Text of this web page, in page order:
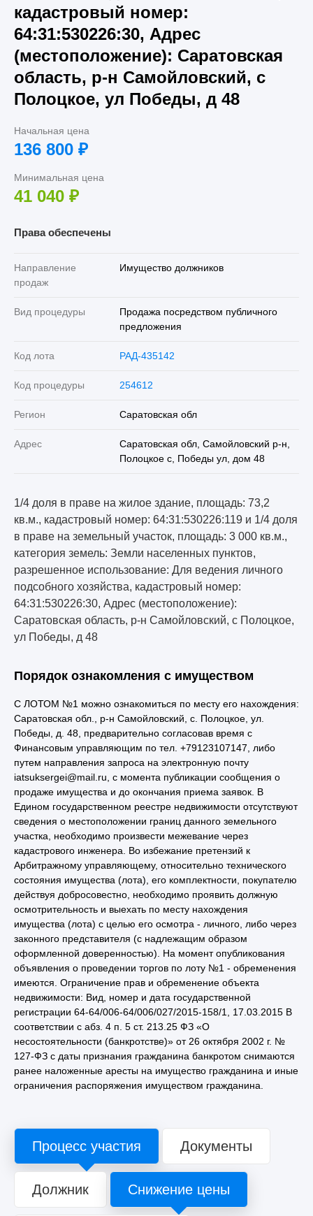
кадастровый номер:
64:31:530226:30, Адрес
(местоположение): Саратовская
область, р-н Самойловский, с
Полоцкое, ул Победы, д 48
Начальная цена
136 800 ₽
Минимальная цена
41 040 ₽
Права обеспечены
Направление
продаж
Имущество должников
Вид процедуры
Продажа посредством публичного
предложения
Код лота РАД-435142
Код процедуры 254612
Регион Саратовская обл
Адрес
Саратовская обл, Самойловский р-н,
Полоцкое с, Победы ул, дом 48
1/4 доля в праве на жилое здание, площадь: 73,2
кв.м., кадастровый номер: 64:31:530226:119 и 1/4 доля
в праве на земельный участок, площадь: 3 000 кв.м.,
категория земель: Земли населенных пунктов,
разрешенное использование: Для ведения личного
подсобного хозяйства, кадастровый номер:
64:31:530226:30, Адрес (местоположение):
Саратовская область, р-н Самойловский, с Полоцкое,
ул Победы, д 48
Порядок ознакомления с имуществом
С ЛОТОМ №1 можно ознакомиться по месту его нахождения:
Саратовская обл., р-н Самойловский, с. Полоцкое, ул.
Победы, д. 48, предварительно согласовав время с
Финансовым управляющим по тел. +79123107147, либо
путем направления запроса на электронную почту
iatsuksergei@mail.ru, с момента публикации сообщения о
продаже имущества и до окончания приема заявок. В
Едином государственном реестре недвижимости отсутствуют
сведения о местоположении границ данного земельного
участка, необходимо произвести межевание через
кадастрового инженера. Во избежание претензий к
Арбитражному управляющему, относительно технического
состояния имущества (лота), его комплектности, покупателю
действуя добросовестно, необходимо проявить должную
осмотрительность и выехать по месту нахождения
имущества (лота) с целью его осмотра - личного, либо через
законного представителя (с надлежащим образом
оформленной доверенностью). На момент опубликования
объявления о проведении торгов по лоту №1 - обременения
имеются. Ограничение прав и обременение объекта
недвижимости: Вид, номер и дата государственной
регистрации 64-64/006-64/006/027/2015-158/1, 17.03.2015 В
соответствии с абз. 4 п. 5 ст. 213.25 ФЗ «О
несостоятельности (банкротстве)» от 26 октября 2002 г. №
127-ФЗ с даты признания гражданина банкротом снимаются
ранее наложенные аресты на имущество гражданина и иные
ограничения распоряжения имуществом гражданина.
Процесс участия Документы
Должник Снижение цены